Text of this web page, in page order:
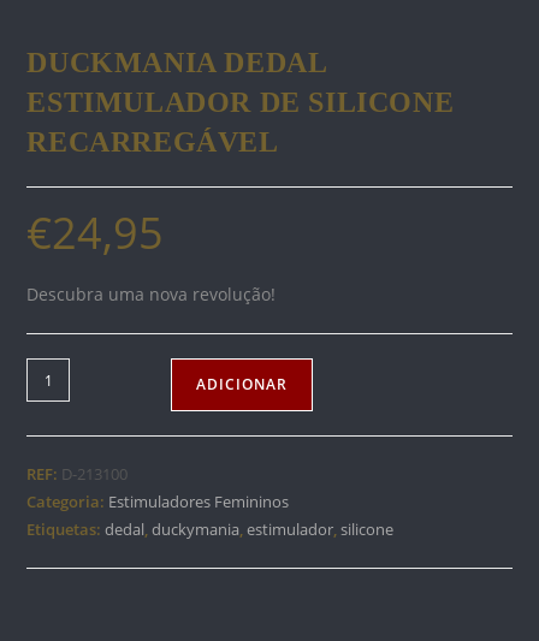
DUCKMANIA DEDAL
ESTIMULADOR DE SILICONE
RECARREGÁVEL
€24,95
Descubra uma nova revolução!
Quantidade
de
DUCKMANIA
ESTIMULADOR
DE
ADICIONAR
REF: D-213100
Categoria: Estimuladores Femininos
Etiquetas:dedal,duckymania,estimulador,silicone